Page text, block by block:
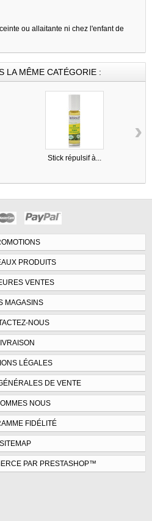
ou allaitante ni chez l'enfant de
LA MÊME CATÉGORIE :
Stick répulsif à...
›
PRODUITS
VENTES
MAGASINS
NOUS
LÉGALES
DE VENTE
NOUS
FIDÉLITÉ
SITEMAP
PAR PRESTASHOP™